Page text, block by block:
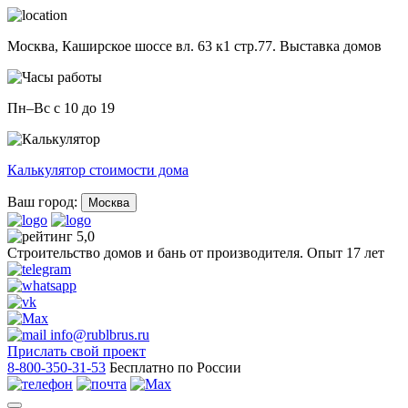
Москва, Каширское шоссе вл. 63 к1 стр.77. Выставка домов
Пн–Вс с 10 до 19
Калькулятор стоимости дома
Ваш город: Москва
5,0
Строительство домов и бань от производителя. Опыт 17 лет
info@rublbrus.ru
Прислать свой проект
8-800-350-31-53 Бесплатно по России